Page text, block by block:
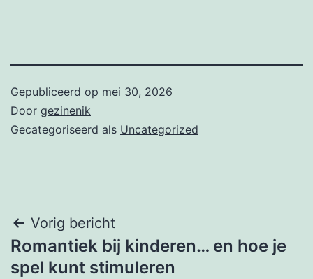
Gepubliceerd op mei 30, 2026
Door gezinenik
Gecategoriseerd als Uncategorized
Bericht
navigatie
Vorig bericht
Romantiek bij kinderen… en hoe je
spel kunt stimuleren